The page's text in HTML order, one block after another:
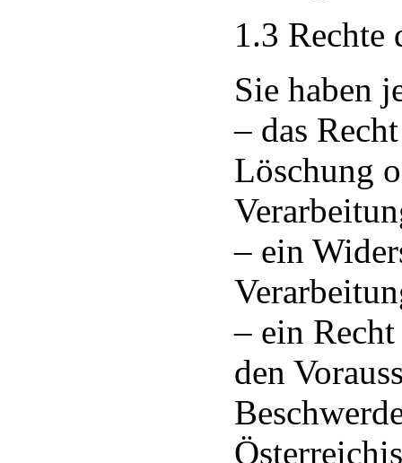
1.3 Rechte
Sie haben
– das
Löschung
– ein
– ein
den